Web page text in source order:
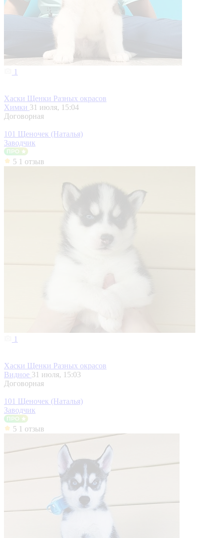
1
Хаски Щенки Разных окрасов
Химки 31 июля, 15:04
Договорная
101 Щеночек (Наталья)
Заводчик
5 1 отзыв
1
Хаски Щенки Разных окрасов
Видное 31 июля, 15:03
Договорная
101 Щеночек (Наталья)
Заводчик
5 1 отзыв